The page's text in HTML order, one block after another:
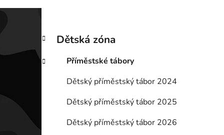
P
s
Přeskočit
kategorie
K
a
e
Dětská zóna
Příměstské tábory
Dětský příměstský tábor 2024
Dětský příměstský tábor 2025
Dětský příměstský tábor 2026